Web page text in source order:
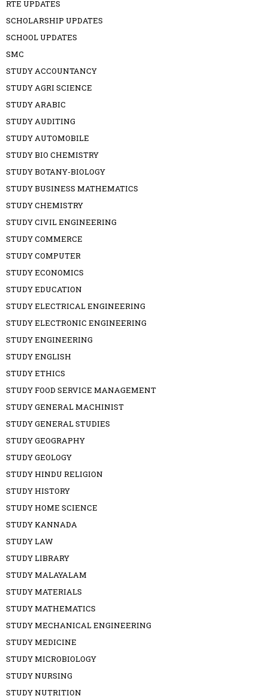
RTE UPDATES
SCHOLARSHIP UPDATES
SCHOOL UPDATES
SMC
STUDY ACCOUNTANCY
STUDY AGRI SCIENCE
STUDY ARABIC
STUDY AUDITING
STUDY AUTOMOBILE
STUDY BIO CHEMISTRY
STUDY BOTANY-BIOLOGY
STUDY BUSINESS MATHEMATICS
STUDY CHEMISTRY
STUDY CIVIL ENGINEERING
STUDY COMMERCE
STUDY COMPUTER
STUDY ECONOMICS
STUDY EDUCATION
STUDY ELECTRICAL ENGINEERING
STUDY ELECTRONIC ENGINEERING
STUDY ENGINEERING
STUDY ENGLISH
STUDY ETHICS
STUDY FOOD SERVICE MANAGEMENT
STUDY GENERAL MACHINIST
STUDY GENERAL STUDIES
STUDY GEOGRAPHY
STUDY GEOLOGY
STUDY HINDU RELIGION
STUDY HISTORY
STUDY HOME SCIENCE
STUDY KANNADA
STUDY LAW
STUDY LIBRARY
STUDY MALAYALAM
STUDY MATERIALS
STUDY MATHEMATICS
STUDY MECHANICAL ENGINEERING
STUDY MEDICINE
STUDY MICROBIOLOGY
STUDY NURSING
STUDY NUTRITION